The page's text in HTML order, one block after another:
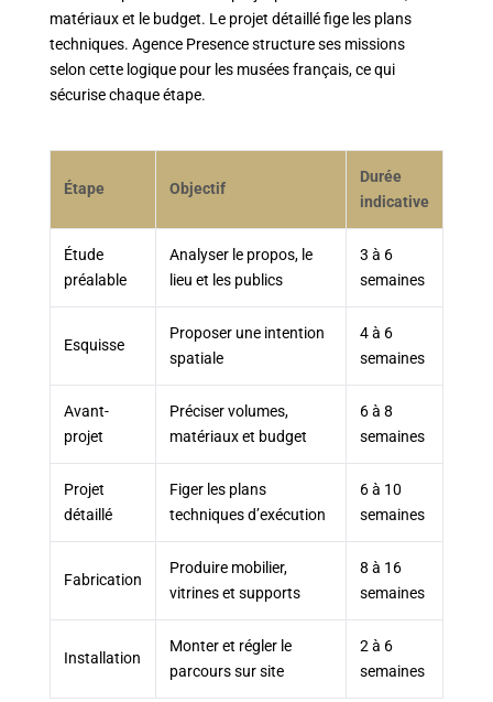
matériaux et le budget. Le projet détaillé fige les plans
techniques. Agence Presence structure ses missions
selon cette logique pour les musées français, ce qui
sécurise chaque étape.
Étape Objectif
Durée
indicative
Étude
préalable
Analyser le propos, le
lieu et les publics
3 à 6
semaines
Esquisse
Proposer une intention
spatiale
4 à 6
semaines
Avant-
projet
Préciser volumes,
matériaux et budget
6 à 8
semaines
Projet
détaillé
Figer les plans
techniques d’exécution
6 à 10
semaines
Fabrication
Produire mobilier,
vitrines et supports
8 à 16
semaines
Installation
Monter et régler le
parcours sur site
2 à 6
semaines